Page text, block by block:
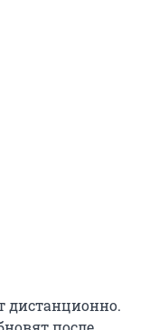
дистанционно.